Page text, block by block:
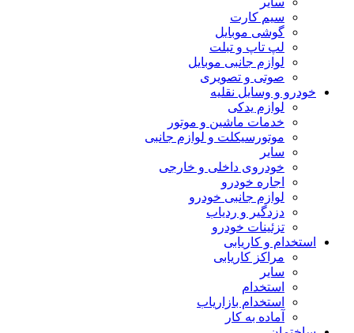
سیم کارت
گوشی موبایل
لپ تاپ و تبلت
لوازم جانبی موبایل
صوتی و تصویری
خودرو و وسایل نقلیه
لوازم یدکی
خدمات ماشین و موتور
موتورسیکلت و لوازم جانبی
سایر
خودروی داخلی و خارجی
اجاره خودرو
لوازم جانبی خودرو
دزدگیر و ردیاب
تزئینات خودرو
استخدام و کاریابی
مراکز کاریابی
سایر
استخدام
استخدام بازاریاب
آماده به کار